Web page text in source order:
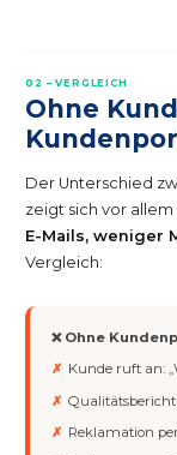
02 – VERGLEICH
Ohne
Der Unterschied
zeigt sich vor allem
E-Mails, weniger
Vergleich:
❌ Ohne
Kunde ruft an:
Reklamation